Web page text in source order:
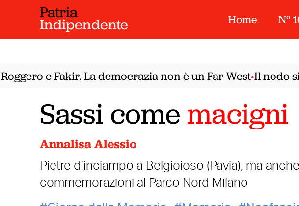
Patria
Indipendente Home N°
e Fakir. La democrazia non è un Far West•Il nodo
Sassi come macigni
Annalisa Alessio
Pietre d’inciampo a Belgioioso (Pavia), ma
commemorazioni al Parco Nord Milano